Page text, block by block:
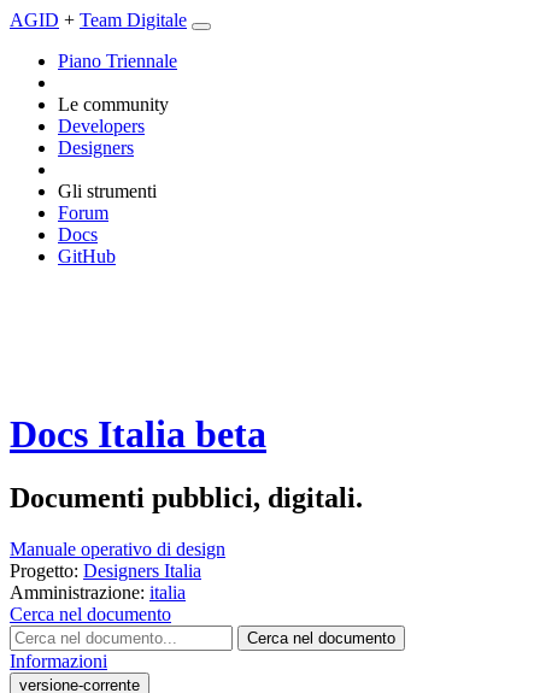
AGID + Team Digitale
Piano Triennale
Le community
Developers
Designers
Gli strumenti
Forum
Docs
GitHub
Docs Italia beta
Documenti pubblici, digitali.
Manuale operativo di design
Progetto: Designers Italia
Amministrazione: italia
Cerca nel documento
Cerca nel documento
Informazioni
versione-corrente